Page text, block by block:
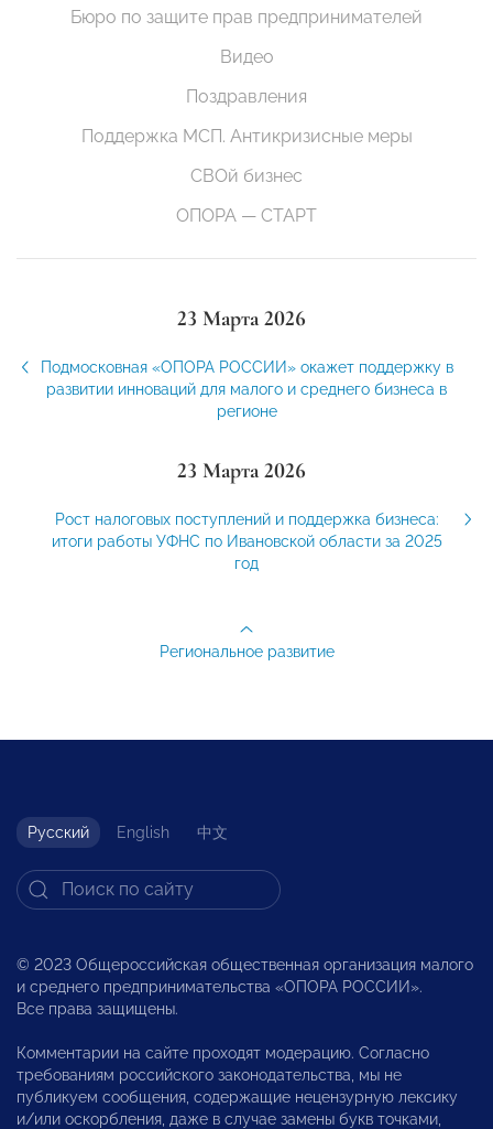
Бюро по защите прав предпринимателей
Видео
Поздравления
Поддержка МСП. Антикризисные меры
СВОй бизнес
ОПОРА — СТАРТ
23 Марта 2026
Подмосковная «ОПОРА РОССИИ» окажет поддержку в
развитии инноваций для малого и среднего бизнеса в
регионе
23 Марта 2026
Рост налоговых поступлений и поддержка бизнеса:
итоги работы УФНС по Ивановской области за 2025
год
Региональное развитие
Русский English 中文
© 2023 Общероссийская общественная организация малого
и среднего предпринимательства «ОПОРА РОССИИ».
Все права защищены.
Комментарии на сайте проходят модерацию. Согласно
требованиям российского законодательства, мы не
публикуем сообщения, содержащие нецензурную лексику
и/или оскорбления, даже в случае замены букв точками,